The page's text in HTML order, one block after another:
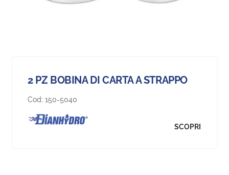
2 PZ BOBINA DI CARTA A STRAPPO
Cod: 150-5040
SCOPRI